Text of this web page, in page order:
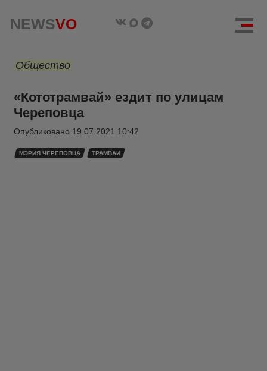
NEWSVO
Общество
«Кототрамвай» ездит по улицам
Череповца
Опубликовано 19.07.2021 10:42
МЭРИЯ ЧЕРЕПОВЦА ТРАМВАИ